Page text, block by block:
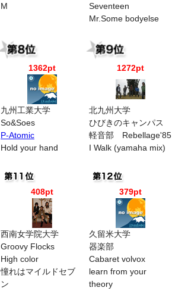
M
Seventeen
Mr.Some bodyelse
1362pt
九州工業大学
So&Soes
P-Atomic
Hold your hand
1272pt
北九州大学
ひびきのキャンパス
軽音部 Rebellage'85
I Walk (yamaha mix)
408pt
西南女学院大学
Groovy Flocks
High color
憧れはマイルドセブ
ン
379pt
久留米大学
器楽部
Cabaret volvox
learn from your
theory